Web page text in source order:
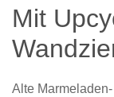
Mit
Alte